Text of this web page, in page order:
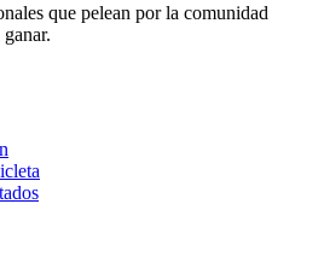
que pelean por la comunidad